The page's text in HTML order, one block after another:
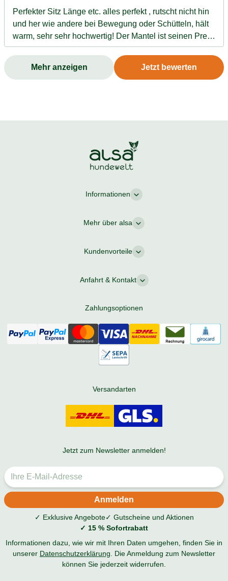
Perfekter Sitz Länge etc. alles perfekt , rutscht nicht hin
und her wie andere bei Bewegung oder Schütteln, hält
warm, sehr sehr hochwertig! Der Mantel ist seinen Preis
absolut wert! Kann ich nur weiterempfehlen, wie alles
von alsa-Hundewelt was ich bisher gekauft habe! Ich
bin absolut begeistert! Weiterhin habe ich so einen
Mehr anzeigen Jetzt bewerten
Informationen
Mehr über alsa
Kundenvorteile
Anfahrt & Kontakt
Zahlungsoptionen
Versandarten
Jetzt zum Newsletter anmelden!
✓ Exklusive Angebote✓ Gutscheine und Aktionen
✓ 15 % Sofortrabatt
Informationen dazu, wie wir mit Ihren Daten umgehen, finden Sie in
unserer Datenschutzerklärung. Die Anmeldung zum Newsletter
können Sie jederzeit widerrufen.